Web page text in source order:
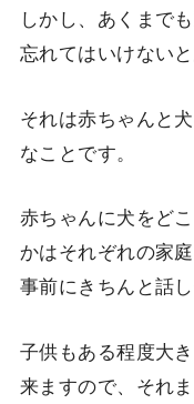
しかし、あくまで
忘れてはいけないと
それは赤ちゃんと
なことです。
赤ちゃんに犬をど
かはそれぞれの家
事前にきちんと話
子供もある程度大
来ますので、それ